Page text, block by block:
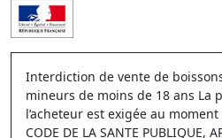
Interdiction de vente de
mineurs de moins de 18 ans La
l’acheteur est exigée au
CODE DE LA SANTE PUBLIQUE,